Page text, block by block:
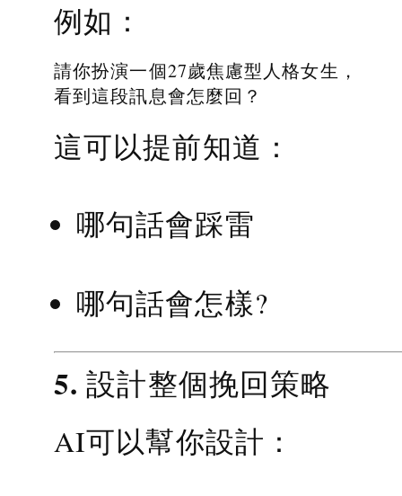
例如：
請你扮演一個27歲焦慮型人格女生，
看到這段訊息會怎麼回？
這可以提前知道：
哪句話會踩雷
哪句話會怎樣?
5. 設計整個挽回策略
AI可以幫你設計：